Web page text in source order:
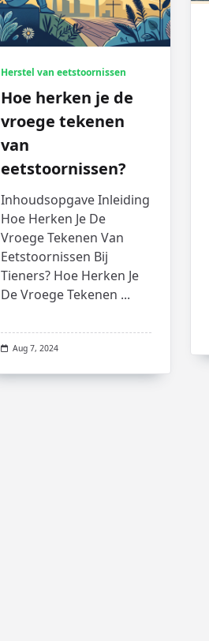
Herstel van eetstoornissen
Hoe herken je de
vroege tekenen
van
eetstoornissen?
Inhoudsopgave Inleiding
Hoe Herken Je De
Vroege Tekenen Van
Eetstoornissen Bij
Tieners? Hoe Herken Je
De Vroege Tekenen ...
Aug 7, 2024